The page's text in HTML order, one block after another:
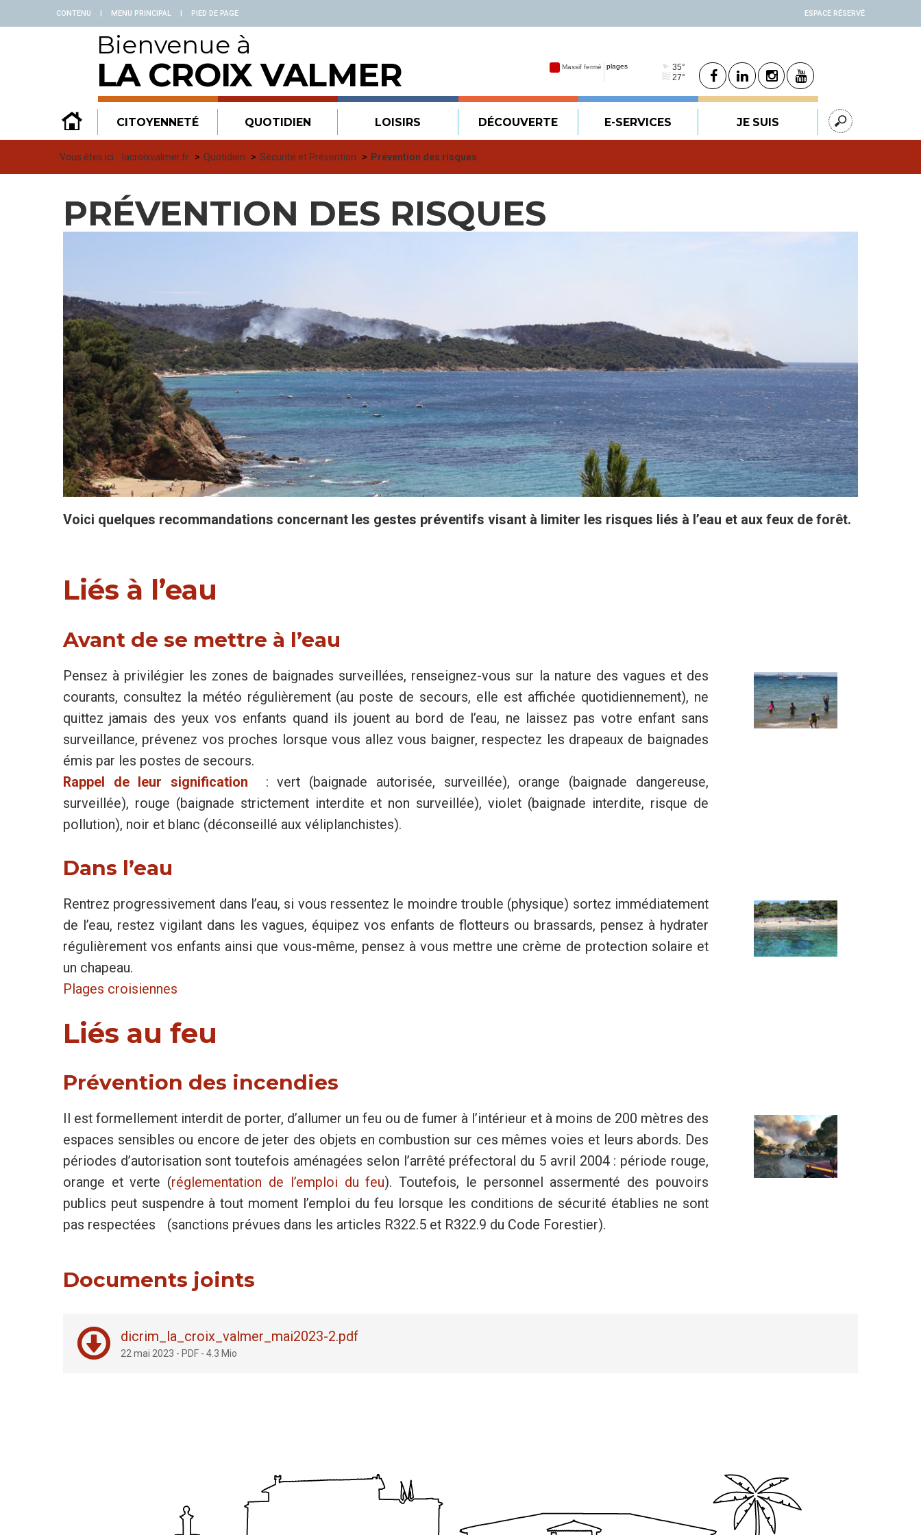
CONTENU | MENU PRINCIPAL | PIED DE PAGE ESPACE RÉSERVÉ
Bienvenue à
LA CROIX VALMER
CITOYENNETÉ QUOTIDIEN LOISIRS DÉCOUVERTE E-SERVICES JE SUIS
Vous êtes ici : lacroixvalmer.fr Quotidien Sécurité et Prévention Prévention des risques
PRÉVENTION DES RISQUES
Voici quelques recommandations concernant les gestes préventifs visant à limiter les risques liés à l’eau et aux feux de forêt.
Liés à l’eau
Avant de se mettre à l’eau
Pensez à privilégier les zones de baignades surveillées, renseignez-vous sur la nature des vagues et des
courants, consultez la météo régulièrement (au poste de secours, elle est affichée quotidiennement), ne
quittez jamais des yeux vos enfants quand ils jouent au bord de l’eau, ne laissez pas votre enfant sans
surveillance, prévenez vos proches lorsque vous allez vous baigner, respectez les drapeaux de baignades
émis par les postes de secours.
Rappel de leur signification
: vert (baignade autorisée, surveillée), orange (baignade dangereuse,
surveillée), rouge (baignade strictement interdite et non surveillée), violet (baignade interdite, risque de
pollution), noir et blanc (déconseillé aux véliplanchistes).
Dans l’eau
Rentrez progressivement dans l’eau, si vous ressentez le moindre trouble (physique) sortez immédiatement
de l’eau, restez vigilant dans les vagues, équipez vos enfants de flotteurs ou brassards, pensez à hydrater
régulièrement vos enfants ainsi que vous-même, pensez à vous mettre une crème de protection solaire et
un chapeau.
Plages croisiennes
Liés au feu
Prévention des incendies
Il est formellement interdit de porter, d’allumer un feu ou de fumer à l’intérieur et à moins de 200 mètres des
espaces sensibles ou encore de jeter des objets en combustion sur ces mêmes voies et leurs abords. Des
périodes d’autorisation sont toutefois aménagées selon l’arrêté préfectoral du 5 avril 2004 : période rouge,
orange et verte (réglementation de l’emploi du feu). Toutefois, le personnel assermenté des pouvoirs
publics peut suspendre à tout moment l’emploi du feu lorsque les conditions de sécurité établies ne sont
pas respectées (sanctions prévues dans les articles R322.5 et R322.9 du Code Forestier).
Documents joints
dicrim_la_croix_valmer_mai2023-2.pdf
22 mai 2023 -PDF -4.3 Mio